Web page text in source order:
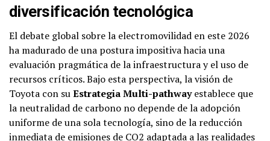
diversificación tecnológica
El debate global sobre la electromovilidad en este 2026
ha madurado de una postura impositiva hacia una
evaluación pragmática de la infraestructura y el uso de
recursos críticos. Bajo esta perspectiva, la visión de
Toyota con suEstrategia Multi-pathwayestablece que
la neutralidad de carbono no depende de la adopción
uniforme de una sola tecnología, sino de la reducción
inmediata de emisiones de CO2​ adaptada a las realidades